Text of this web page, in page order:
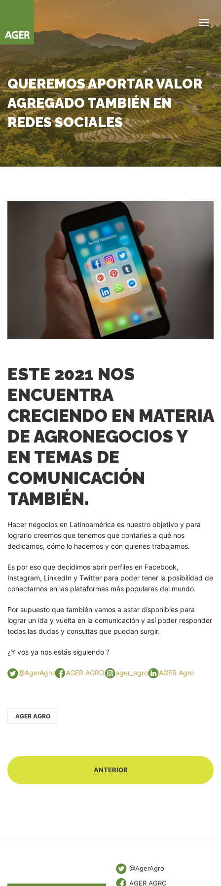
NEGOCIOS
PARTNERS
NOVEDADES
CONTACTANOS
QUEREMOS APORTAR VALOR
AGREGADO TAMBIÉN EN
REDES SOCIALES
ESTE 2021 NOS
ENCUENTRA
CRECIENDO EN MATERIA
DE AGRONEGOCIOS Y
EN TEMAS DE
COMUNICACIÓN
TAMBIÉN.
Hacer negocios en Latinoamérica es nuestro objetivo y para
lograrlo creemos que tenemos que contarles a qué nos
dedicamos, cómo lo hacemos y con quienes trabajamos.
Es por eso que decidimos abrir perfiles en Facebook,
Instagram, LinkedIn y Twitter para poder tener la posibilidad de
conectarnos en las plataformas más populares del mundo.
Por supuesto que también vamos a estar disponibles para
lograr un ida y vuelta en la comunicación y así poder responder
todas las dudas y consultas que puedan surgir.
¿Y vos ya nos estás siguiendo ?
@AgerAgro AGER AGRO ager_agro AGER Agro
AGER AGRO
ANTERIOR
@AgerAgro
AGER AGRO